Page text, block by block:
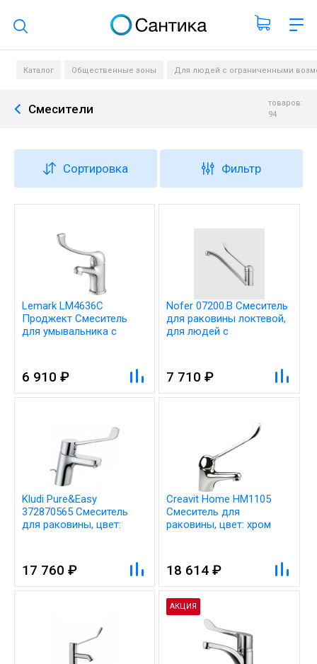
Поиск по каталогу
Каталог Общественные зоны Для людей с ограниченными
Смесители
товаров:
94
Сортировка Фильтр
Lemark LM4636C
Проджект Смеситель
для умывальника с
6 910 ₽
Nofer 07200.B Смеситель
для раковины локтевой,
для людей с
7 710 ₽
Kludi Pure&Easy
372870565 Смеситель
для раковины, цвет:
17 760 ₽
Creavit Home HM1105
Cмеситель для
раковины, цвет: хром
18 614 ₽
АКЦИЯ